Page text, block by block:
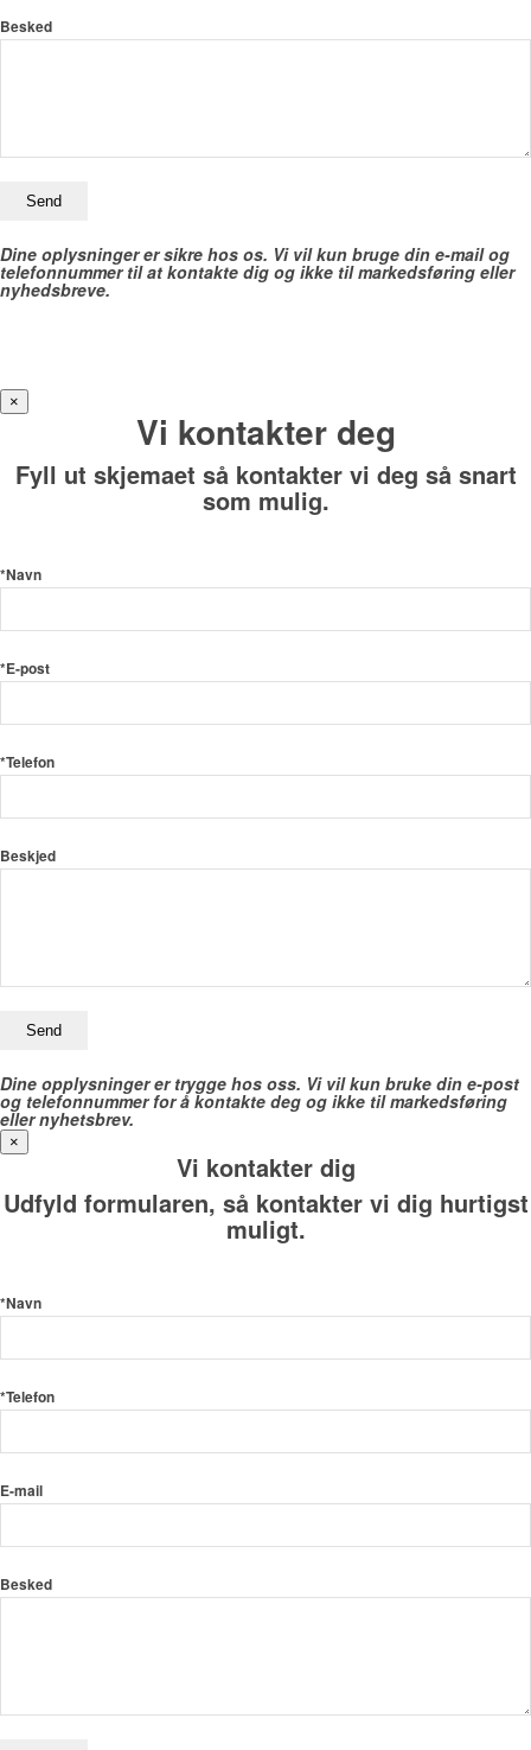
Besked
Dine oplysninger er sikre hos os. Vi vil kun bruge din e-mail og
telefonnummer til at kontakte dig og ikke til markedsføring eller
nyhedsbreve.
×
Vi kontakter deg
Fyll ut skjemaet så kontakter vi deg så snart
som mulig.
*Navn
*E-post
*Telefon
Beskjed
Dine opplysninger er trygge hos oss. Vi vil kun bruke din e-post
og telefonnummer for å kontakte deg og ikke til markedsføring
eller nyhetsbrev.
×
Vi kontakter dig
Udfyld formularen, så kontakter vi dig hurtigst
muligt.
*Navn
*Telefon
E-mail
Besked